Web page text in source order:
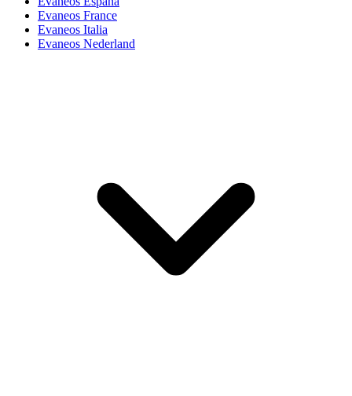
Evaneos France
Evaneos Italia
Evaneos Nederland